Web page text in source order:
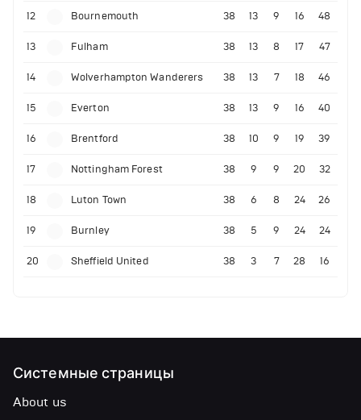
12 Bournemouth 38 13 9 16 48
13 Fulham 38 13 8 17 47
14 Wolverhampton Wanderers 38 13 7 18 46
15 Everton 38 13 9 16 40
16 Brentford 38 10 9 19 39
17 Nottingham Forest 38 9 9 20 32
18 Luton Town 38 6 8 24 26
19 Burnley 38 5 9 24 24
20 Sheffield United 38 3 7 28 16
Системные страницы
About us